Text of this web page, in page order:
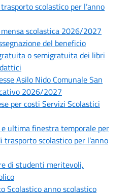
scolastico per l’anno
scolastica 2026/2027
del beneficio
o semigratuita dei libri
Asilo Nido Comunale San
2026/2027
per costi Servizi Scolastici
ultima finestra temporale per
trasporto scolastico per l’anno
di studenti meritevoli,
Scolastico anno scolastico